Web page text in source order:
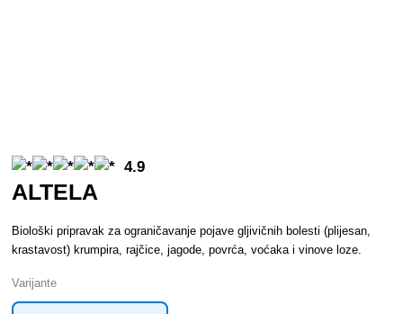
4.9
ALTELA
Biološki pripravak za ograničavanje pojave gljivičnih bolesti (plijesan,
krastavost) krumpira, rajčice, jagode, povrća, voćaka i vinove loze.
Varijante